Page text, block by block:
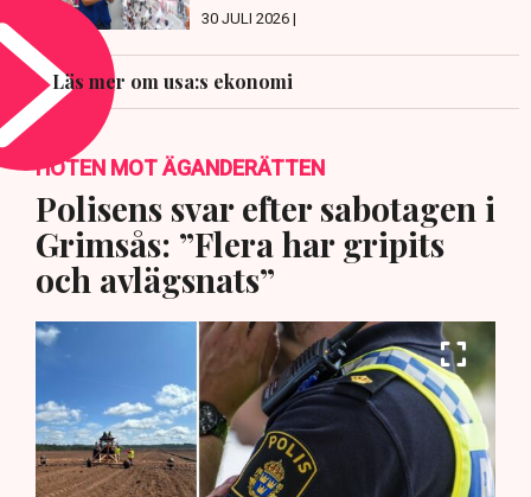
30 JULI 2026 |
Läs mer om usa:s ekonomi
HOTEN MOT ÄGANDERÄTTEN
Polisens svar efter sabotagen i
Grimsås: ”Flera har gripits
och avlägsnats”